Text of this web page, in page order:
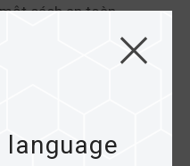
cách an toàn.